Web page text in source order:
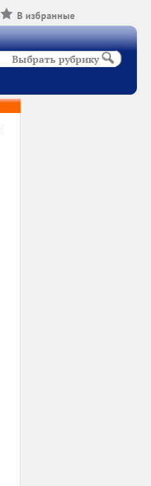
В избранные
Выбрать рубрику